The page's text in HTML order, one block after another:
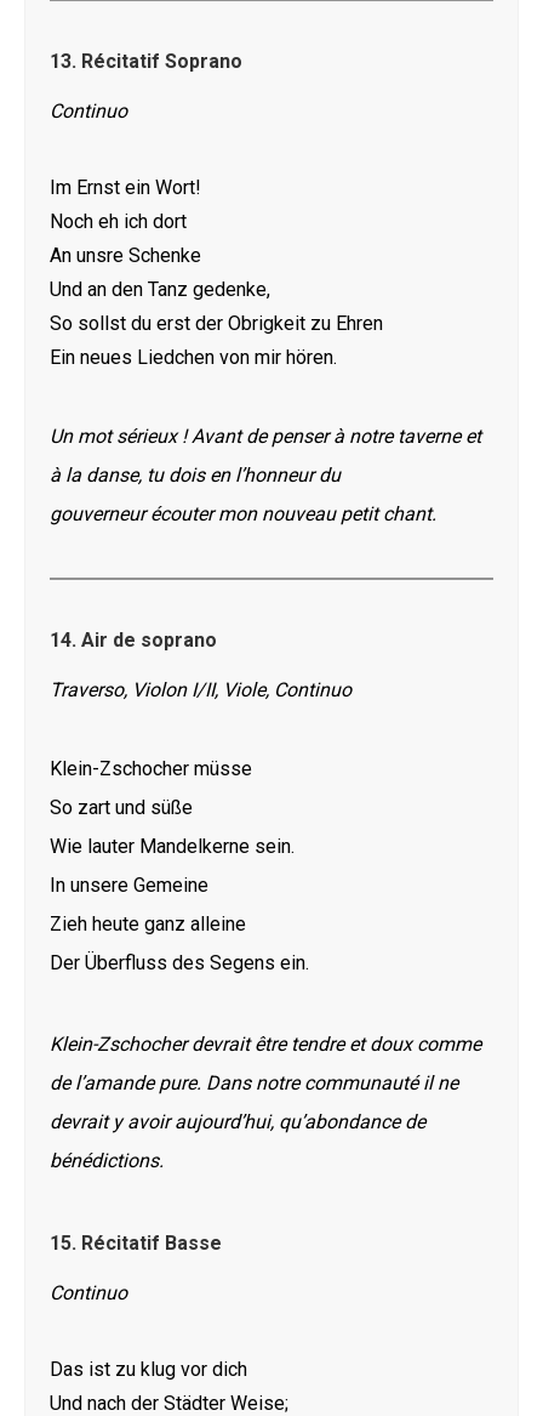
13. Récitatif Soprano
Continuo
Im Ernst ein Wort!
Noch eh ich dort
An unsre Schenke
Und an den Tanz gedenke,
So sollst du erst der Obrigkeit zu Ehren
Ein neues Liedchen von mir hören.
Un mot sérieux ! Avant de penser à notre taverne et
à la danse, tu dois en l’honneur du
gouverneur écouter mon nouveau petit chant.
14. Air de soprano
Traverso, Violon I/II, Viole, Continuo
Klein-Zschocher müsse
So zart und süße
Wie lauter Mandelkerne sein.
In unsere Gemeine
Zieh heute ganz alleine
Der Überfluss des Segens ein.
Klein-Zschocher devrait être tendre et doux comme
de l’amande pure. Dans notre communauté il ne
devrait y avoir aujourd’hui, qu’abondance de
bénédictions.
15. Récitatif Basse
Continuo
Das ist zu klug vor dich
Und nach der Städter Weise;